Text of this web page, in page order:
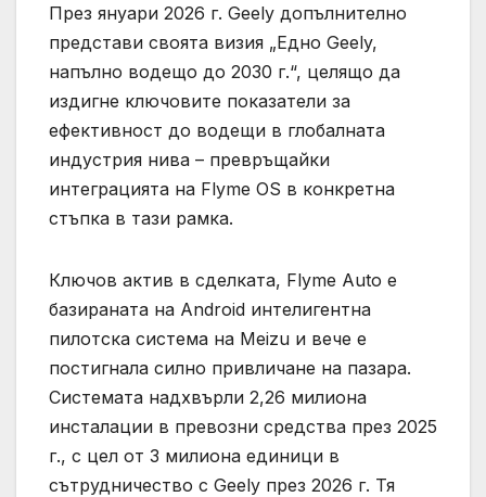
През януари 2026 г. Geely допълнително
представи своята визия „Едно Geely,
напълно водещо до 2030 г.“, целящо да
издигне ключовите показатели за
ефективност до водещи в глобалната
индустрия нива – превръщайки
интеграцията на Flyme OS в конкретна
стъпка в тази рамка.
Ключов актив в сделката, Flyme Auto е
базираната на Android интелигентна
пилотска система на Meizu и вече е
постигнала силно привличане на пазара.
Системата надхвърли 2,26 милиона
инсталации в превозни средства през 2025
г., с цел от 3 милиона единици в
сътрудничество с Geely през 2026 г. Тя